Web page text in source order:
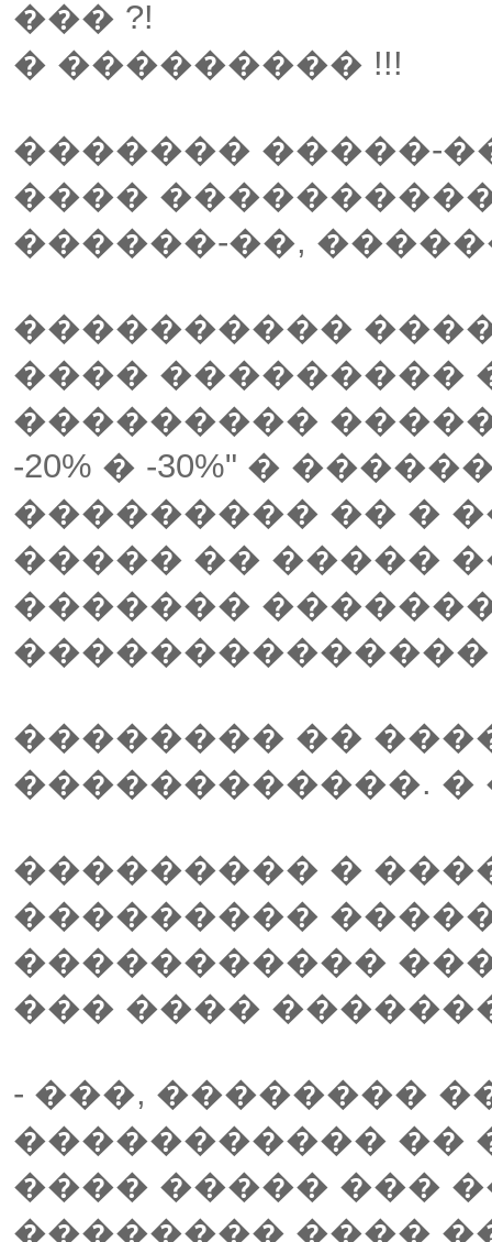
��� ?!
� ��������� !!!
������� �����-
����
������-��,
����������
���� ���������
���������
-20% � -30%" �
��������� �� �
����� �� �����
�������
�������� ��
������������. �
��������� �
���������
�����������
��� ����
- ���, ��������
����������� ��
���� ����� ���
�������� ����